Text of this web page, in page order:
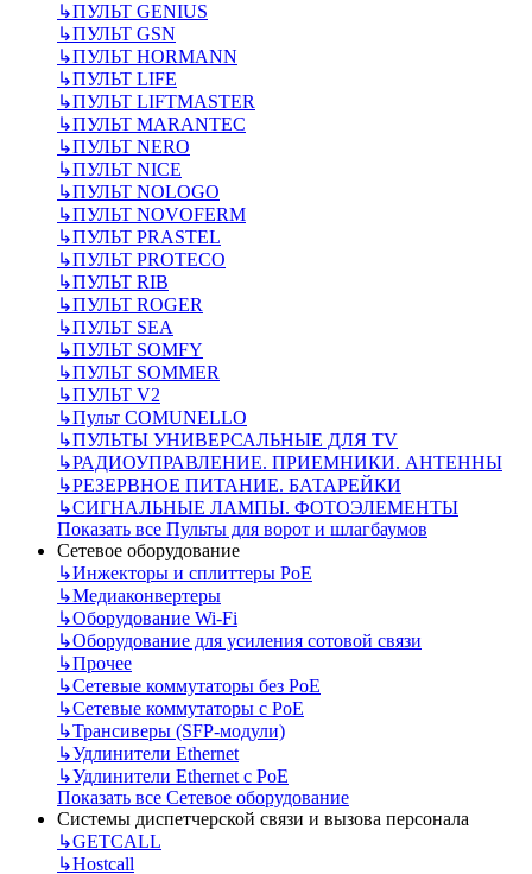
↳ПУЛЬТ GENIUS
↳ПУЛЬТ GSN
↳ПУЛЬТ HORMANN
↳ПУЛЬТ LIFE
↳ПУЛЬТ LIFTMASTER
↳ПУЛЬТ MARANTEC
↳ПУЛЬТ NERO
↳ПУЛЬТ NICE
↳ПУЛЬТ NOLOGO
↳ПУЛЬТ NOVOFERM
↳ПУЛЬТ PRASTEL
↳ПУЛЬТ PROTECO
↳ПУЛЬТ RIB
↳ПУЛЬТ ROGER
↳ПУЛЬТ SEA
↳ПУЛЬТ SOMFY
↳ПУЛЬТ SOMMER
↳ПУЛЬТ V2
↳Пульт СOMUNELLO
↳ПУЛЬТЫ УНИВЕРСАЛЬНЫЕ ДЛЯ TV
↳РАДИОУПРАВЛЕНИЕ. ПРИЕМНИКИ. АНТЕННЫ
↳РЕЗЕРВНОЕ ПИТАНИЕ. БАТАРЕЙКИ
↳СИГНАЛЬНЫЕ ЛАМПЫ. ФОТОЭЛЕМЕНТЫ
Показать все Пульты для ворот и шлагбаумов
Сетевое оборудование
↳Инжекторы и сплиттеры РоЕ
↳Медиаконвертеры
↳Оборудование Wi-Fi
↳Оборудование для усиления сотовой связи
↳Прочее
↳Сетевые коммутаторы без РоЕ
↳Сетевые коммутаторы с РоЕ
↳Трансиверы (SFP-модули)
↳Удлинители Ethernet
↳Удлинители Ethernet с PoE
Показать все Сетевое оборудование
Системы диспетчерской связи и вызова персонала
↳GETCALL
↳Hostcall